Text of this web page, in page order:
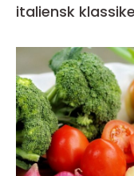
italiensk